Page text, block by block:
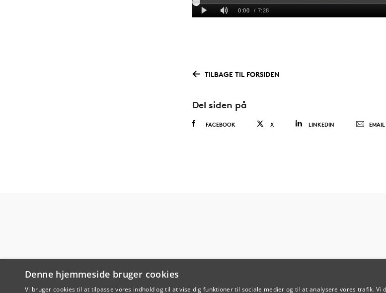
TILBAGE TIL FORSIDEN
Del siden på
FACEBOOK X LINKEDIN EMAIL
Denne hjemmeside bruger cookies
Vi bruger cookies til at tilpasse vores indhold og til at vise dig funktioner til sociale medier og til at analysere vores trafik. Vi